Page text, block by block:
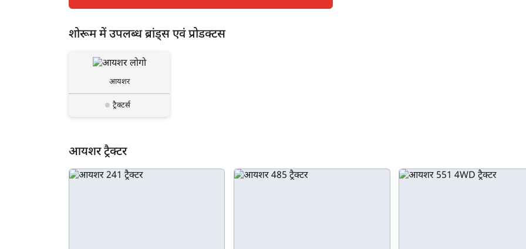
शोरूम में उपलब्ध ब्रांड्स एवं प्रोडक्टस
आयशर
ट्रैक्टर्स
आयशर ट्रैक्टर